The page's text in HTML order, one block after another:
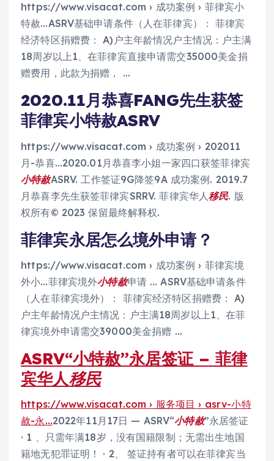
https://www.visacat.com › 成功案例 › 菲律宾小
特赦…ASRV基础申请条件（人在菲律宾）： 菲律宾
经济特区捐赠费： A)户主年龄情况户主情况：户主满
18周岁以上1、在菲律宾直接申请需交35000美金捐
赠费用，此款为捐赠， …
2020.11月恭喜FANG先生获签
菲律宾小特赦ASRV
https://www.visacat.com › 成功案例 › 202011
月-恭喜…2020.01月恭喜李小姐一家四口获签菲律宾
小特赦ASRV. 工作签证9G降签9A 成功案例. 2019.7
月恭喜李先生获签菲律宾SRRV. 菲律宾华人移民. 版
权所有© 2023 保留最终解释权.
菲律宾永居怎么境外申请？
https://www.visacat.com › 成功案例 › 菲律宾境
外小…菲律宾境外小特赦申请 … ASRV基础申请条件
（人在菲律宾境外）： 菲律宾经济特区捐赠费： A)
户主年龄情况户主情况：户主满18周岁以上1、在菲
律宾境外申请需交39000美金捐赠 …
ASRV“小特赦”永居签证 – 菲律
宾华人移民
https://www.visacat.com › 服务项目 › asrv-小特
赦-永…2022年11月17日 — ASRV“小特赦”永居签证
· 1 、只需年满18岁，没有国籍限制；无需出生地国
籍地无犯罪证明！ · 2、 签证持有者可以在菲律宾当